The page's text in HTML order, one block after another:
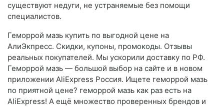
существуют недуги, не устраняемые без помощи
специалистов.
Геморрой мазь купить по выгодной цене на
АлиЭкпресс. Скидки, купоны, промокоды. Отзывы
реальных покупателей. Мы ускорили доставку по РФ.
Геморрой мазь — большой выбор на сайте и в новом
приложении AliExpress Россия. Ищете геморрой мазь
по приятной цене? геморрой мазь как раз есть на
AliExpress! А ещё множество проверенных брендов и